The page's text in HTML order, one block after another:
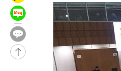
-18475초 전 >
강릉에 시간당 81.4㎜
-14582초 전 >
백운산서 80년근 천종
-12292초 전 >
선재도서 해루질 나섰다
-9826초 전 >
남자 농구, 나고야 아시안
여수 오동도 해상서 모터